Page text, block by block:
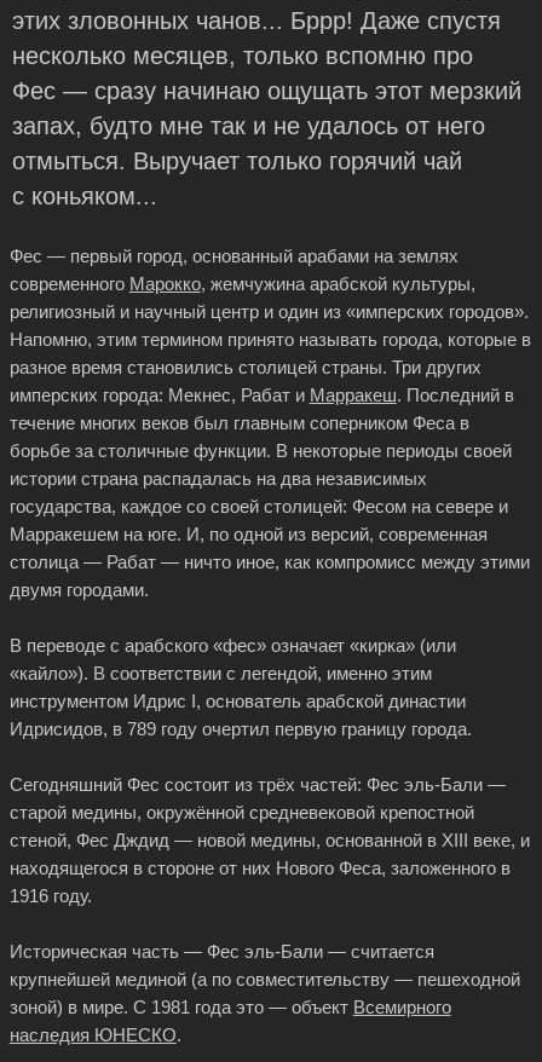
этих зловонных чанов... Бррр! Даже спустя
несколько месяцев, только вспомню про
Фес — сразу начинаю ощущать этот мерзкий
запах, будто мне так и не удалось от него
отмыться. Выручает только горячий чай
с коньяком...
Фес — первый город, основанный арабами на землях
современного Марокко, жемчужина арабской культуры,
религиозный и научный центр и один из «имперских городов».
Напомню, этим термином принято называть города, которые в
разное время становились столицей страны. Три других
имперских города: Мекнес, Рабат и Марракеш. Последний в
течение многих веков был главным соперником Феса в
борьбе за столичные функции. В некоторые периоды своей
истории страна распадалась на два независимых
государства, каждое со своей столицей: Фесом на севере и
Марракешем на юге. И, по одной из версий, современная
столица — Рабат — ничто иное, как компромисс между этими
двумя городами.
В переводе с арабского «фес» означает «кирка» (или
«кайло»). В соответствии с легендой, именно этим
инструментом Идрис I, основатель арабской династии
Идрисидов, в 789 году очертил первую границу города.
Сегодняшний Фес состоит из трёх частей: Фес эль-Бали —
старой медины, окружённой средневековой крепостной
стеной, Фес Дждид — новой медины, основанной в XIII веке, и
находящегося в стороне от них Нового Феса, заложенного в
1916 году.
Историческая часть — Фес эль-Бали — считается
крупнейшей мединой (а по совместительству — пешеходной
зоной) в мире. С 1981 года это — объект Всемирного
наследия ЮНЕСКО.